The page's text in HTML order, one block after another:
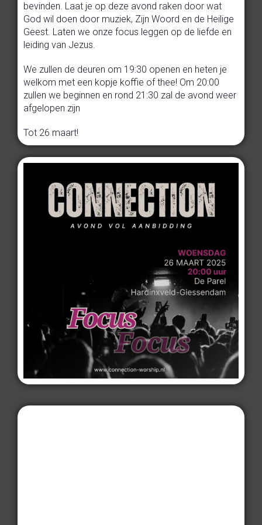
bevinden. Laat je op deze avond raken door wat
God wil doen door muziek, Zijn Woord en de Heilige
Geest. Laten we onze focus leggen op de liefde en
leiding van Jezus.
We zullen de deuren om 19:30 openen en heten je
welkom met een kopje koffie of thee! Om 20:00
zullen we beginnen en rond 21:30 zal de avond weer
afgelopen zijn
Tot 26 maart!